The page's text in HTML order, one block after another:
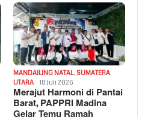
MANDAILING NATAL, SUMATERA
UTARA
18 Juli 2026
Merajut Harmoni di Pantai
Barat, PAPPRI Madina